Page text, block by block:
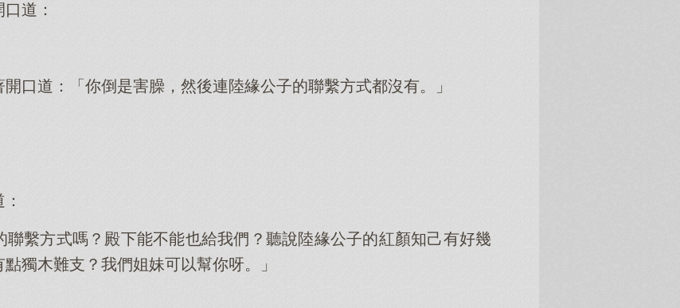
道：
口道：「你倒是害臊，然後連陸緣公子的聯繫方式都沒有。」
聯繫方式嗎？殿下能不能也給我們？聽說陸緣公子的紅顏知己有好幾
獨木難支？我們姐妹可以幫你呀。」